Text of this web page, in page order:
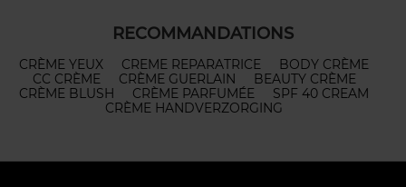
RECOMMANDATIONS
CRÈME YEUX CREME REPARATRICE
BODY CRÈME
CC CRÈME
CRÈME GUERLAIN
BEAUTY CRÈME
CRÈME BLUSH
CRÈME PARFUMÉE
SPF 40 CREAM
CRÈME HANDVERZORGING